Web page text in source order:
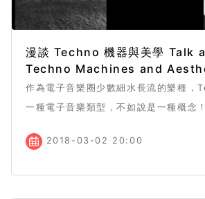
漫談 Techno 機器與美學 Talk
Techno Machines and
作為電子音樂圈少數細水長流的樂種，
一種電子音樂類型，不如說是一種概念
2018-03-02 20:00